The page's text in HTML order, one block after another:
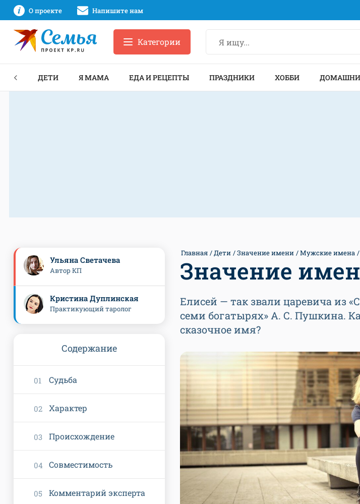
О проекте Напишите нам
Категории
ДЕТИ Я МАМА ЕДА И РЕЦЕПТЫ ПРАЗДНИКИ ХОББИ
Главная Дети Значение имени Мужские имена
Значение
Елисей — так звали царевича из
семи богатырях» А. С. Пушкина.
сказочное имя?
Ульяна Светачева
Автор КП
Кристина Дуплинская
Практикующий таролог
Содержание
Судьба
Характер
Происхождение
Совместимость
Комментарий эксперта